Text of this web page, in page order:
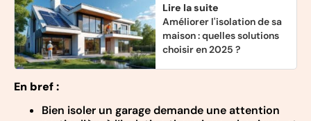
Lire la suite
Améliorer l'isolation de sa
maison : quelles solutions
choisir en 2025 ?
En bref :
Bien isoler un garage demande une attention